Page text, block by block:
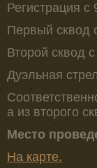
Регистрация с
Первый сквод
Второй сквод
Дуэльная
а из второго
Место
На карте.